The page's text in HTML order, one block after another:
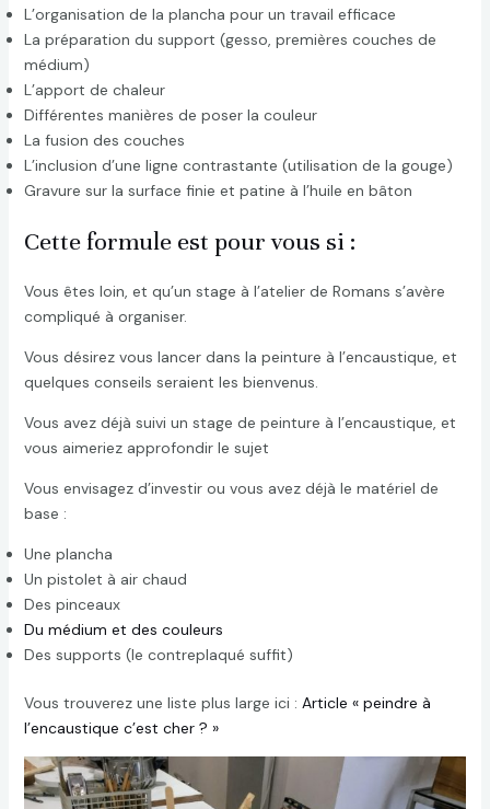
L’organisation de la plancha pour un travail efficace
La préparation du support (gesso, premières couches de
médium)
L’apport de chaleur
Différentes manières de poser la couleur
La fusion des couches
L’inclusion d’une ligne contrastante (utilisation de la gouge)
Gravure sur la surface finie et patine à l’huile en bâton
Cette formule est pour vous si :
Vous êtes loin, et qu’un stage à l’atelier de Romans s’avère
compliqué à organiser.
Vous désirez vous lancer dans la peinture à l’encaustique, et
quelques conseils seraient les bienvenus.
Vous avez déjà suivi un stage de peinture à l’encaustique, et
vous aimeriez approfondir le sujet
Vous envisagez d’investir ou vous avez déjà le matériel de
base :
Une plancha
Un pistolet à air chaud
Des pinceaux
Du médium et des couleurs
Des supports (le contreplaqué suffit)
Vous trouverez une liste plus large ici : Article « peindre à
l’encaustique c’est cher ? »